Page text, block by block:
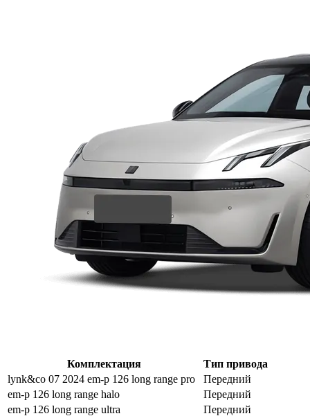
Комплектация
Тип привода
lynk&co 07 2024 em-p 126 long range pro
Передний
em-p 126 long range halo
Передний
em-p 126 long range ultra
Передний